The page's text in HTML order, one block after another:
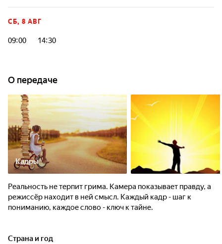
СБ, 8 АВГ
09:00 14:30
О передаче
Кадры
Реальность не терпит грима. Камера показывает правду, а
режиссёр находит в ней смысл. Каждый кадр - шаг к
пониманию, каждое слово - ключ к тайне.
Страна и год